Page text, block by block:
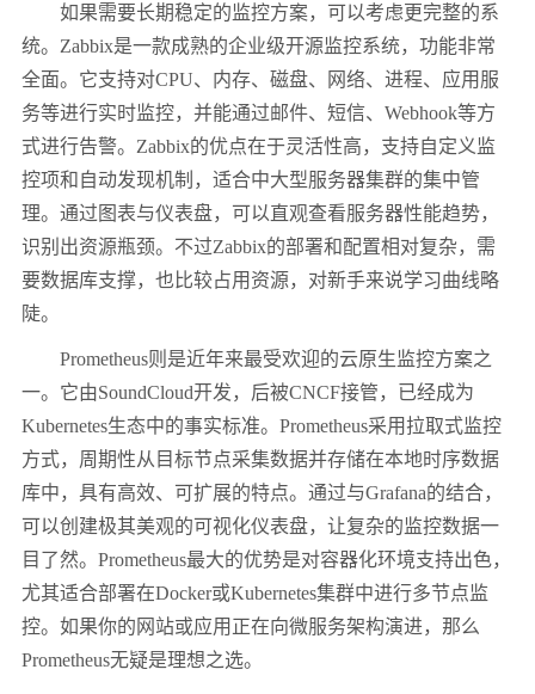
如果需要长期稳定的监控方案，可以考虑更完整的系
统。Zabbix是一款成熟的企业级开源监控系统，功能非常
全面。它支持对CPU、内存、磁盘、网络、进程、应用服
务等进行实时监控，并能通过邮件、短信、Webhook等方
式进行告警。Zabbix的优点在于灵活性高，支持自定义监
控项和自动发现机制，适合中大型服务器集群的集中管
理。通过图表与仪表盘，可以直观查看服务器性能趋势，
识别出资源瓶颈。不过Zabbix的部署和配置相对复杂，需
要数据库支撑，也比较占用资源，对新手来说学习曲线略
陡。
Prometheus则是近年来最受欢迎的云原生监控方案之
一。它由SoundCloud开发，后被CNCF接管，已经成为
Kubernetes生态中的事实标准。Prometheus采用拉取式监控
方式，周期性从目标节点采集数据并存储在本地时序数据
库中，具有高效、可扩展的特点。通过与Grafana的结合，
可以创建极其美观的可视化仪表盘，让复杂的监控数据一
目了然。Prometheus最大的优势是对容器化环境支持出色，
尤其适合部署在Docker或Kubernetes集群中进行多节点监
控。如果你的网站或应用正在向微服务架构演进，那么
Prometheus无疑是理想之选。